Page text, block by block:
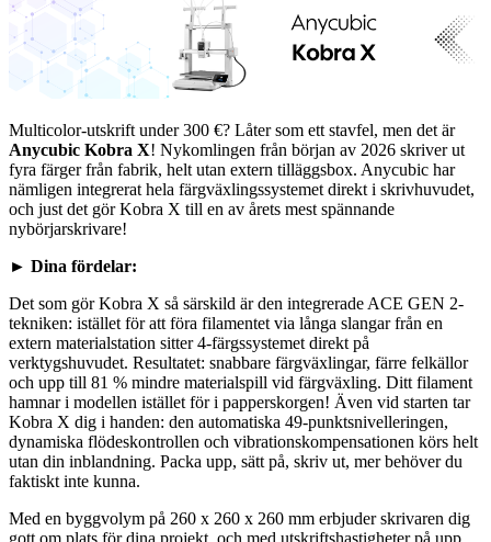
Multicolor-utskrift under 300 €? Låter som ett stavfel, men det är
Anycubic Kobra X! Nykomlingen från början av 2026 skriver ut
fyra färger från fabrik, helt utan extern tilläggsbox. Anycubic har
nämligen integrerat hela färgväxlingssystemet direkt i skrivhuvudet,
och just det gör Kobra X till en av årets mest spännande
nybörjarskrivare!
► Dina fördelar:
Det som gör Kobra X så särskild är den integrerade ACE GEN 2-
tekniken: istället för att föra filamentet via långa slangar från en
extern materialstation sitter 4-färgssystemet direkt på
verktygshuvudet. Resultatet: snabbare färgväxlingar, färre felkällor
och upp till 81 % mindre materialspill vid färgväxling. Ditt filament
hamnar i modellen istället för i papperskorgen! Även vid starten tar
Kobra X dig i handen: den automatiska 49-punktsnivelleringen,
dynamiska flödeskontrollen och vibrationskompensationen körs helt
utan din inblandning. Packa upp, sätt på, skriv ut, mer behöver du
faktiskt inte kunna.
Med en byggvolym på 260 x 260 x 260 mm erbjuder skrivaren dig
gott om plats för dina projekt, och med utskriftshastigheter på upp